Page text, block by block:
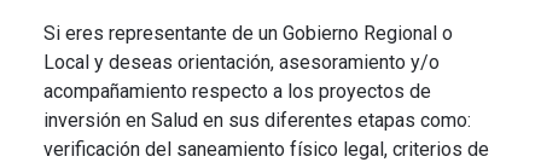
Si eres representante de un Gobierno Regional o
Local y deseas orientación, asesoramiento y/o
acompañamiento respecto a los proyectos de
inversión en Salud en sus diferentes etapas como:
verificación del saneamiento físico legal, criterios de